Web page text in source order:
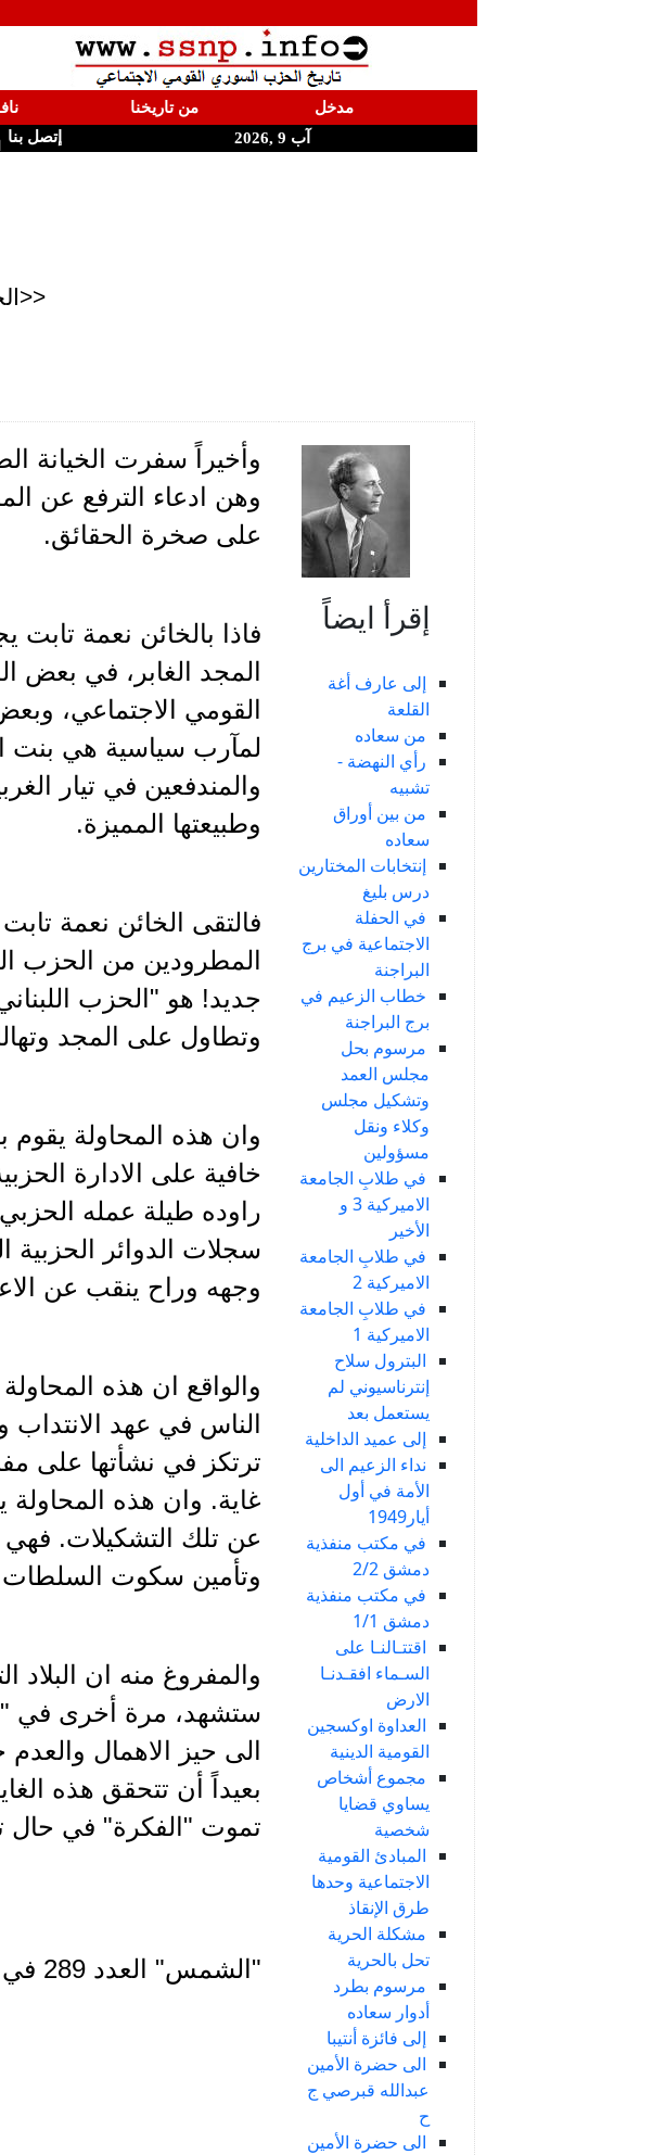
مدخل من تاريخنا
آب 9 ,2026
إتصل بنا
إقرأ ايضاً
إلى عارف أغة
القلعة
من سعاده
رأي النهضة -
تشبيه
من بين أوراق
سعاده
إنتخابات المختارين
درس بليغ
في الحفلة
الاجتماعية في برج
البراجنة
خطاب الزعيم في
برج البراجنة
مرسوم بحل
مجلس العمد
وتشكيل مجلس
وكلاء ونقل
مسؤولين
في طلابِ الجامعة
الاميركية 3 و
الأخير
في طلابِ الجامعة
الاميركية 2
في طلابِ الجامعة
الاميركية 1
البترول سلاح
إنترناسيوني لم
يستعمل بعد
إلى عميد الداخلية
نداء الزعيم الى
الأمة في أول
أيار1949
في مكتب منفذية
دمشق 2/2
في مكتب منفذية
دمشق 1/1
اقتتـالنـا على
السـماء افقـدنـا
الارض
العداوة اوكسجين
القومية الدينية
مجموع أشخاص
يساوي قضايا
شخصية
المبادئ القومية
الاجتماعية وحدها
طرق الإنقاذ
مشكلة الحرية
تحل بالحرية
مرسوم بطرد
أدوار سعاده
إلى فائزة أنتيبا
الى حضرة الأمين
عبدالله قبرصي ج
ح
الى حضرة الأمين
وأخيراً سفرت الخيانة
وهن ادعاء الترفع عن
على صخرة الحقائق.
فاذا بالخائن نعمة
المجد الغابر، في
القومي الاجتماعي،
لمآرب سياسية هي بنت
والمندفعين في تيار
وطبيعتها المميزة.
فالتقى الخائن نعمة
المطرودين من الحزب
جديد! هو "الحزب
وتطاول على المجد
وان هذه المحاولة يقوم
خافية على الادارة
راوده طيلة عمله
سجلات الدوائر
وجهه وراح ينقب عن
والواقع ان هذه
الناس في عهد الانتداب
ترتكز في نشأتها على
غاية. وان هذه المحاولة
عن تلك التشكيلات. فهي
وتأمين سكوت السلطات
والمفروغ منه ان البلاد
ستشهد، مرة أخرى في
الى حيز الاهمال
بعيداً أن تتحقق هذه
تموت "الفكرة" في حال
"الشمس" العدد 289 في 10 آب 1947.